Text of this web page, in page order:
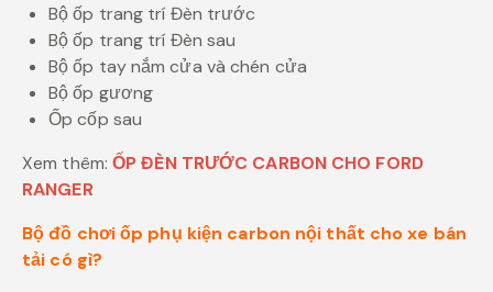
Bộ ốp trang trí Đèn trước
Bộ ốp trang trí Đèn sau
Bộ ốp tay nắm cửa và chén cửa
Bộ ốp gương
Ốp cốp sau
Xem thêm: ỐP ĐÈN TRƯỚC CARBON CHO FORD
RANGER
Bộ đồ chơi ốp phụ kiện carbon nội thất cho xe bán
tải có gì?